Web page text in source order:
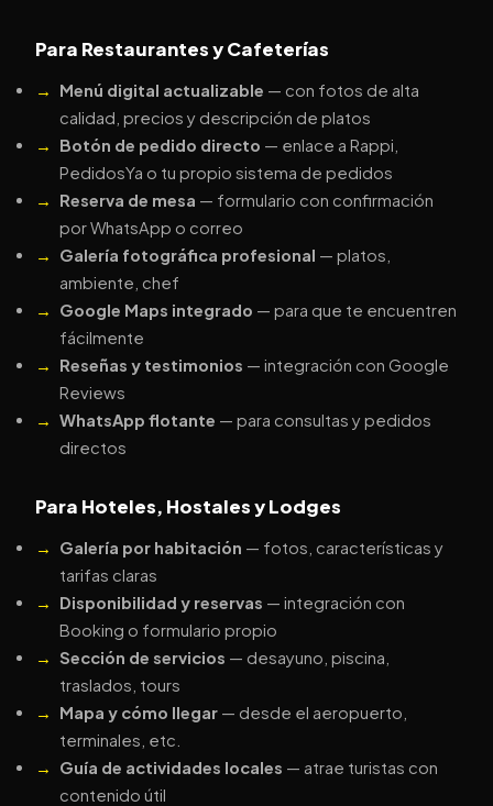
Para Restaurantes y Cafeterías
Menú digital actualizable — con fotos de alta
calidad, precios y descripción de platos
Botón de pedido directo — enlace a Rappi,
PedidosYa o tu propio sistema de pedidos
Reserva de mesa — formulario con confirmación
por WhatsApp o correo
Galería fotográfica profesional — platos,
ambiente, chef
Google Maps integrado — para que te encuentren
fácilmente
Reseñas y testimonios — integración con Google
Reviews
WhatsApp flotante — para consultas y pedidos
directos
Para Hoteles, Hostales y Lodges
Galería por habitación — fotos, características y
tarifas claras
Disponibilidad y reservas — integración con
Booking o formulario propio
Sección de servicios — desayuno, piscina,
traslados, tours
Mapa y cómo llegar — desde el aeropuerto,
terminales, etc.
Guía de actividades locales — atrae turistas con
contenido útil